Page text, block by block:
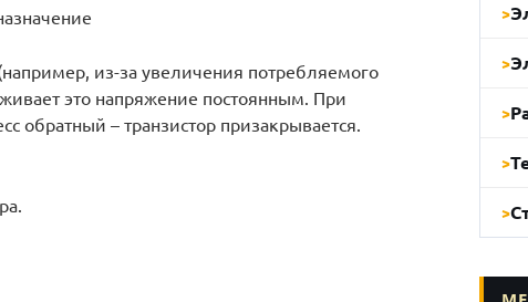
из-за увеличения потребляемого
это напряжение постоянным. При
обратный – транзистор призакрывается.